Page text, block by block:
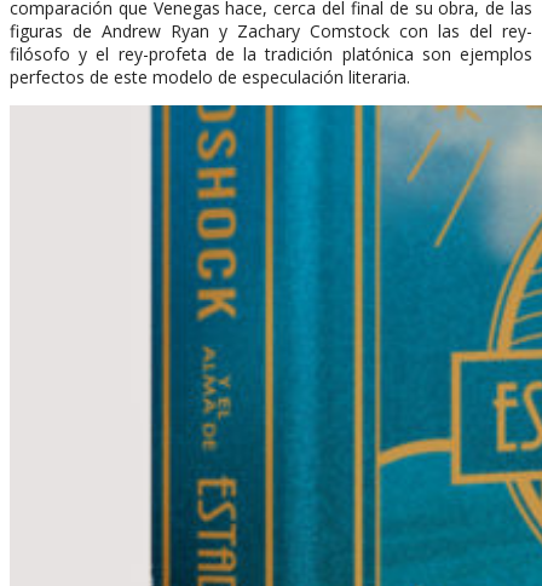
comparación que Venegas hace, cerca del final de su obra, de las
figuras de Andrew Ryan y Zachary Comstock con las del rey-
filósofo y el rey-profeta de la tradición platónica son ejemplos
perfectos de este modelo de especulación literaria.